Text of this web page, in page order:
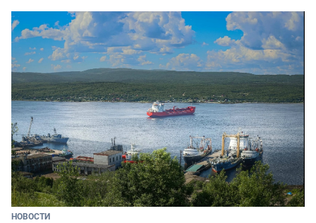
НОВОСТИ